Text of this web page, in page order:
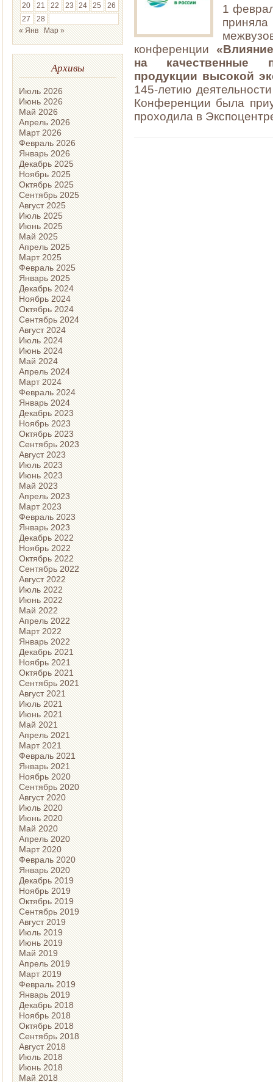
20
21 22 23 24 25
26
27
28
« Янв
Мар »
Архивы
Июль 2026
Июнь 2026
Май 2026
Апрель 2026
Март 2026
Февраль 2026
Январь 2026
Декабрь 2025
Ноябрь 2025
Октябрь 2025
Сентябрь 2025
Август 2025
Июль 2025
Июнь 2025
Май 2025
Апрель 2025
Март 2025
Февраль 2025
Январь 2025
Декабрь 2024
Ноябрь 2024
Октябрь 2024
Сентябрь 2024
Август 2024
Июль 2024
Июнь 2024
Май 2024
Апрель 2024
Март 2024
Февраль 2024
Январь 2024
Декабрь 2023
Ноябрь 2023
Октябрь 2023
Сентябрь 2023
Август 2023
Июль 2023
Июнь 2023
Май 2023
Апрель 2023
Март 2023
Февраль 2023
Январь 2023
Декабрь 2022
Ноябрь 2022
Октябрь 2022
Сентябрь 2022
Август 2022
Июль 2022
Июнь 2022
Май 2022
Апрель 2022
Март 2022
Январь 2022
Декабрь 2021
Ноябрь 2021
Октябрь 2021
Сентябрь 2021
Август 2021
Июль 2021
Июнь 2021
Май 2021
Апрель 2021
Март 2021
Февраль 2021
Январь 2021
Ноябрь 2020
Сентябрь 2020
Август 2020
Июль 2020
Июнь 2020
Май 2020
Апрель 2020
Март 2020
Февраль 2020
Январь 2020
Декабрь 2019
Ноябрь 2019
Октябрь 2019
Сентябрь 2019
Август 2019
Июль 2019
Июнь 2019
Май 2019
Апрель 2019
Март 2019
Февраль 2019
Январь 2019
Декабрь 2018
Ноябрь 2018
Октябрь 2018
Сентябрь 2018
Август 2018
Июль 2018
Июнь 2018
Май 2018
1
конференции
на качественные
продукции высокой
145-летию
Конференции была
проходила в